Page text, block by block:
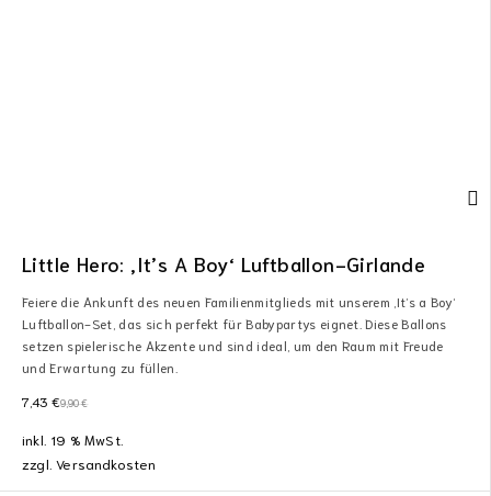
Little Hero: ‚It’s A Boy‘ Luftballon-Girlande
Feiere die Ankunft des neuen Familienmitglieds mit unserem ‚It’s a Boy‘
Luftballon-Set, das sich perfekt für Babypartys eignet. Diese Ballons
setzen spielerische Akzente und sind ideal, um den Raum mit Freude
und Erwartung zu füllen.
9,90€
7,43 €
inkl. 19 % MwSt.
zzgl.Versandkosten